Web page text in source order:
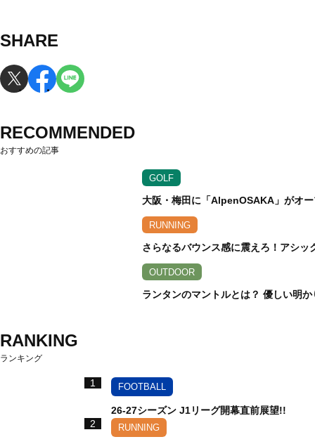
SHARE
RECOMMENDED
おすすめの記事
GOLF
大阪・梅田に「AlpenOSAKA」がオ
RUNNING
さらなるバウンス感に震えろ！アシ
OUTDOOR
ランタンのマントルとは？ 優しい明
RANKING
ランキング
1 FOOTBALL
26-27シーズン J1リーグ開幕直前展望!!
2
RUNNING